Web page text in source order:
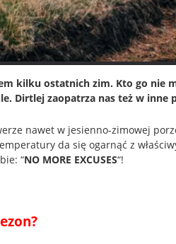
kilku ostatnich zim. Kto go nie
Dirtlej zaopatrza nas też w
nawet w jesienno-zimowej
da się ogarnąć z
“NO MORE EXCUSES“!